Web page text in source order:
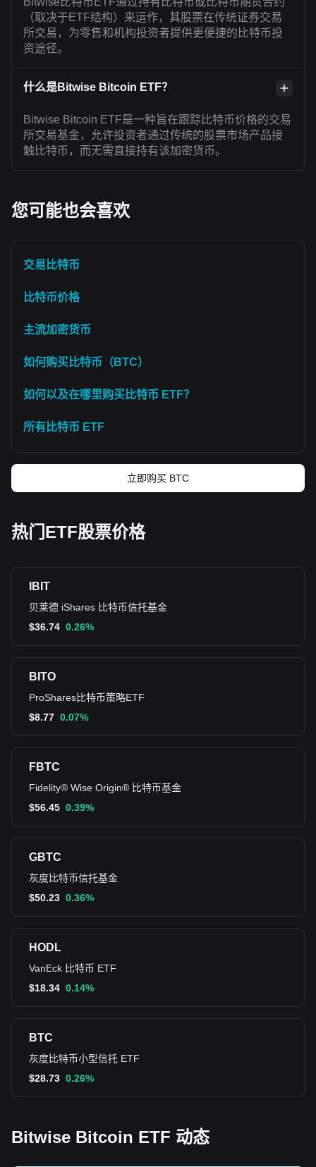
（取决于ETF结构）来运作，其股票在传统证券交易
所交易，为零售和机构投资者提供更便捷的比特币投
资途径。
什么是Bitwise Bitcoin ETF？
Bitwise Bitcoin ETF是一种旨在跟踪比特币价格的交易
所交易基金，允许投资者通过传统的股票市场产品接
触比特币，而无需直接持有该加密货币。
您可能也会喜欢
交易比特币
比特币价格
主流加密货币
如何购买比特币（BTC）
如何以及在哪里购买比特币 ETF？
所有比特币 ETF
立即购买 BTC
热门ETF股票价格
IBIT
贝莱德 iShares 比特币信托基金
$36.74 0.26%
BITO
ProShares比特币策略ETF
$8.77 0.07%
FBTC
Fidelity® Wise Origin® 比特币基金
$56.45 0.39%
GBTC
灰度比特币信托基金
$50.23 0.36%
HODL
VanEck 比特币 ETF
$18.34 0.14%
BTC
灰度比特币小型信托 ETF
$28.73 0.26%
Bitwise Bitcoin ETF 动态